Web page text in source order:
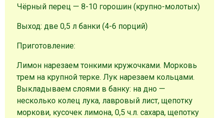
Чёрный перец — 8-10 горошин (крупно-молотых)
Выход: две 0,5 л банки (4-6 порций)
Приготовление:
Лимон нарезаем тонкими кружочками. Морковь
трем на крупной терке. Лук нарезаем кольцами.
Выкладываем слоями в банку: на дно —
несколько колец лука, лавровый лист, щепотку
моркови, кусочек лимона, 0,5 ч.л. сахара, щепотку